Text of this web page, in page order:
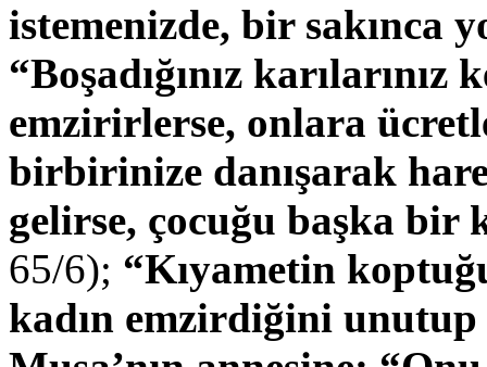
istemenizde, bir sakınca
“Boşadığınız
emzirirlerse, onlara
birbirinize danışarak
gelirse, çocuğu başka bir
65/6); “Kıyametin
kadın emzirdiğini unutup